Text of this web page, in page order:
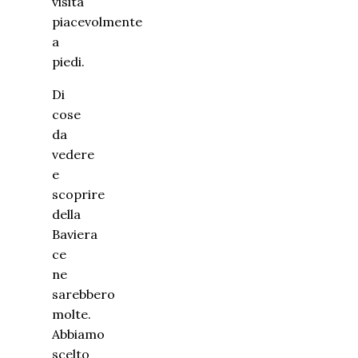
piacevolmente
a
piedi.
Di
cose
da
vedere
e
scoprire
della
Baviera
ce
ne
sarebbero
molte.
Abbiamo
scelto